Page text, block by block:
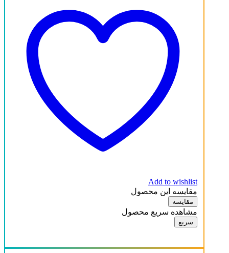
Add to wishlist
مقایسه این محصول
مقایسه
مشاهده سریع محصول
سریع